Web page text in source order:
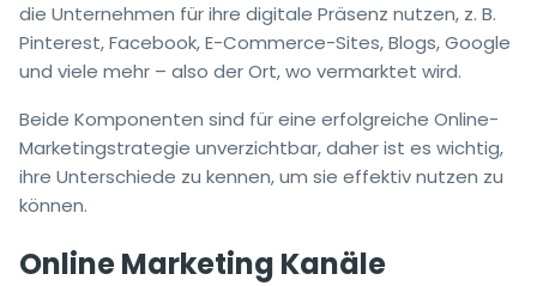
die Unternehmen für ihre digitale Präsenz nutzen, z. B.
Pinterest, Facebook, E-Commerce-Sites, Blogs, Google
und viele mehr – also der Ort, wo vermarktet wird.
Beide Komponenten sind für eine erfolgreiche Online-
Marketingstrategie unverzichtbar, daher ist es wichtig,
ihre Unterschiede zu kennen, um sie effektiv nutzen zu
können.
Online Marketing Kanäle